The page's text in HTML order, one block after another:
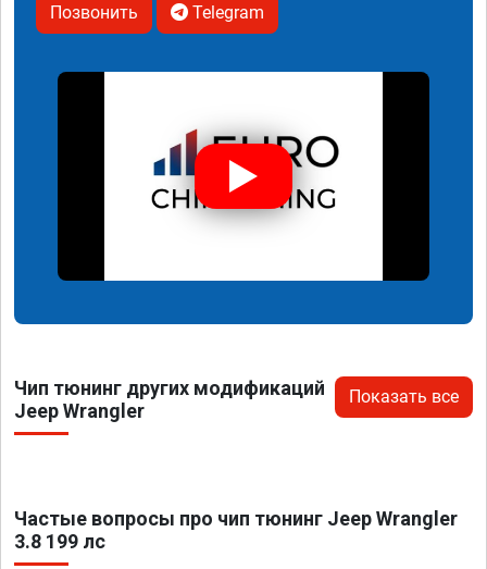
Позвонить Telegram
Чип тюнинг других модификаций
Jeep Wrangler
Показать все
Частые вопросы про чип тюнинг Jeep Wrangler
3.8 199 лс